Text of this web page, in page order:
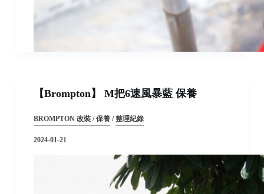
【Brompton】 M把6速風暴藍 保養
BROMPTON 改裝 / 保養/整理紀錄
2024-01-21